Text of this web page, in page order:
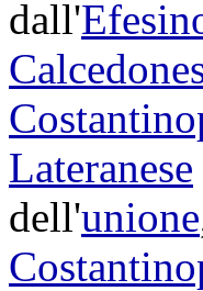
dall'
Lateranese
dell'unione